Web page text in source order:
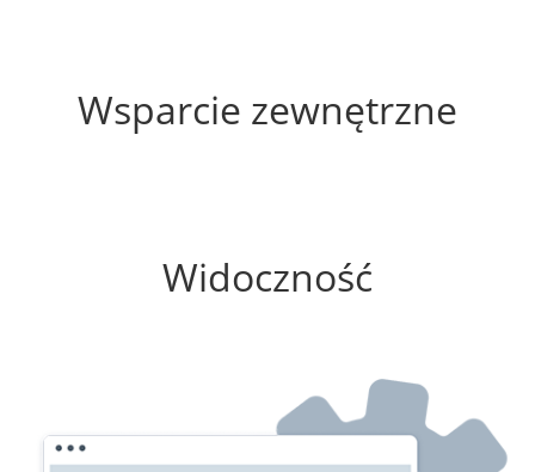
Wsparcie zewnętrzne
Widoczność